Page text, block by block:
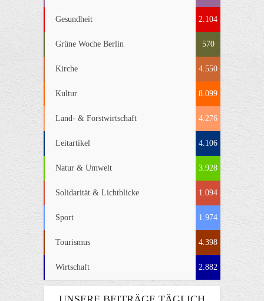
Gesundheit 2.104
Grüne Woche Berlin 570
Kirche 4.550
Kultur 8.099
Land- & Forstwirtschaft 4.276
Leitartikel 4.106
Natur & Umwelt 3.928
Solidarität & Lichtblicke 1.094
Sport 1.974
Tourismus 4.398
Wirtschaft 2.882